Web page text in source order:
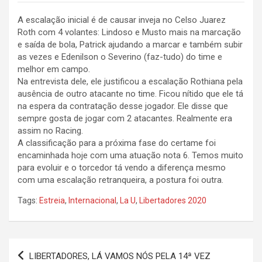
A escalação inicial é de causar inveja no Celso Juarez
Roth com 4 volantes: Lindoso e Musto mais na marcação
e saída de bola, Patrick ajudando a marcar e também subir
as vezes e Edenilson o Severino (faz-tudo) do time e
melhor em campo.
Na entrevista dele, ele justificou a escalação Rothiana pela
ausência de outro atacante no time. Ficou nítido que ele tá
na espera da contratação desse jogador. Ele disse que
sempre gosta de jogar com 2 atacantes. Realmente era
assim no Racing.
A classificação para a próxima fase do certame foi
encaminhada hoje com uma atuação nota 6. Temos muito
para evoluir e o torcedor tá vendo a diferença mesmo
com uma escalação retranqueira, a postura foi outra.
Tags: Estreia, Internacional , La U, Libertadores 2020
Navegação
LIBERTADORES, LÁ VAMOS NÓS PELA 14ª VEZ